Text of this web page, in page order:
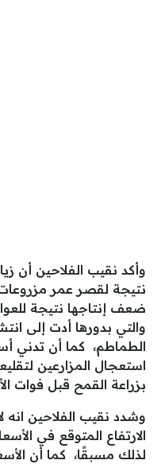
وأكد نقيب الفلاحين أن
نتيجة لقصر عمر مزروعات
ضعف إنتاجها نتيجة
والتي بدورها أدت إلى
الطماطم، كما أن تدني
استعجال المزارعين
بزراعة القمح قبل فوات
وشدد نقيب الفلاحين
الارتفاع المتوقع في
لذلك مسبقًا، كما أن